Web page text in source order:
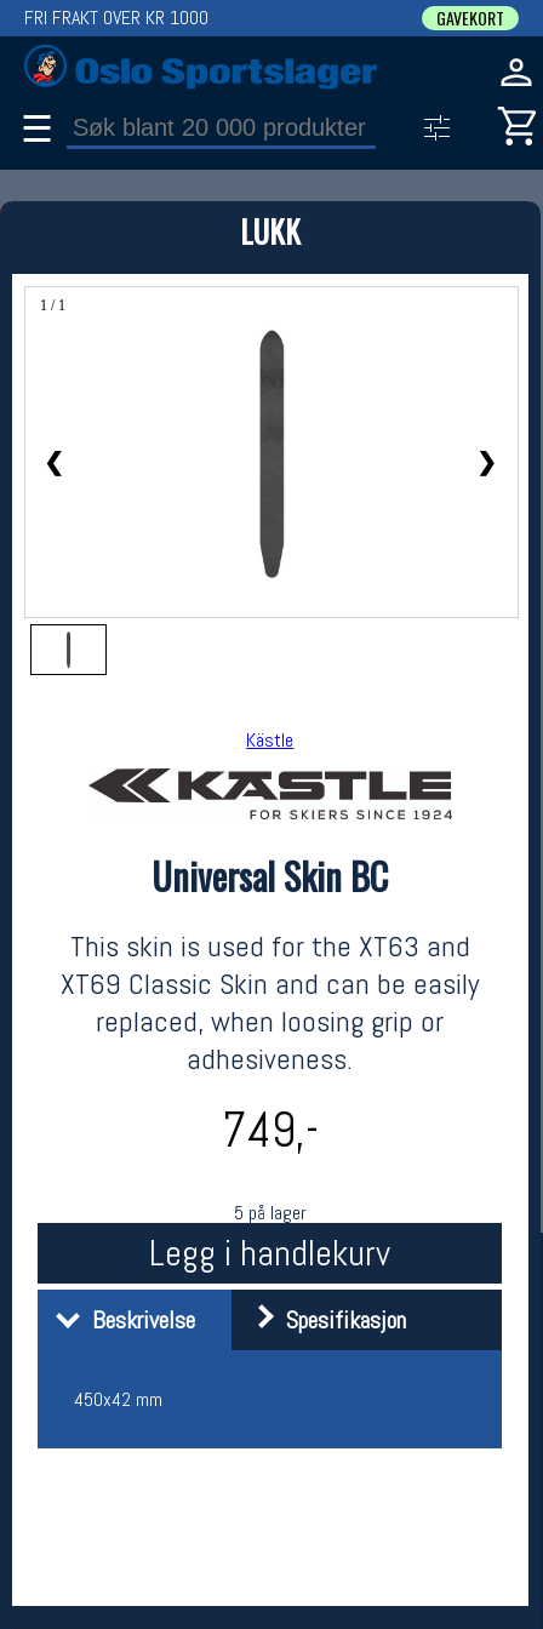
LUKK
1 / 1
❮ ❯
Kästle
Universal Skin BC
This skin is used for the XT63 and
XT69 Classic Skin and can be easily
replaced, when loosing grip or
adhesiveness.
749,-
5 på lager
Legg i handlekurv
Beskrivelse Spesifikasjon
450x42 mm
FRI FRAKT OVER KR 1000 GAVEKORT
☰
PRODUKT
Produkter (1)
Bruk filter til å spisse søket
Kästle
kr 749
Oslo Sportslager